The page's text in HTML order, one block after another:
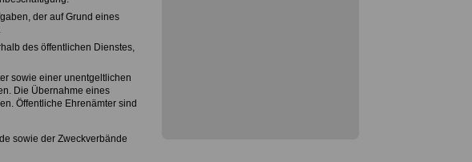
der auf Grund eines
des öffentlichen Dienstes,
sowie einer unentgeltlichen
Die Übernahme eines
Öffentliche Ehrenämter sind
sowie der Zweckverbände